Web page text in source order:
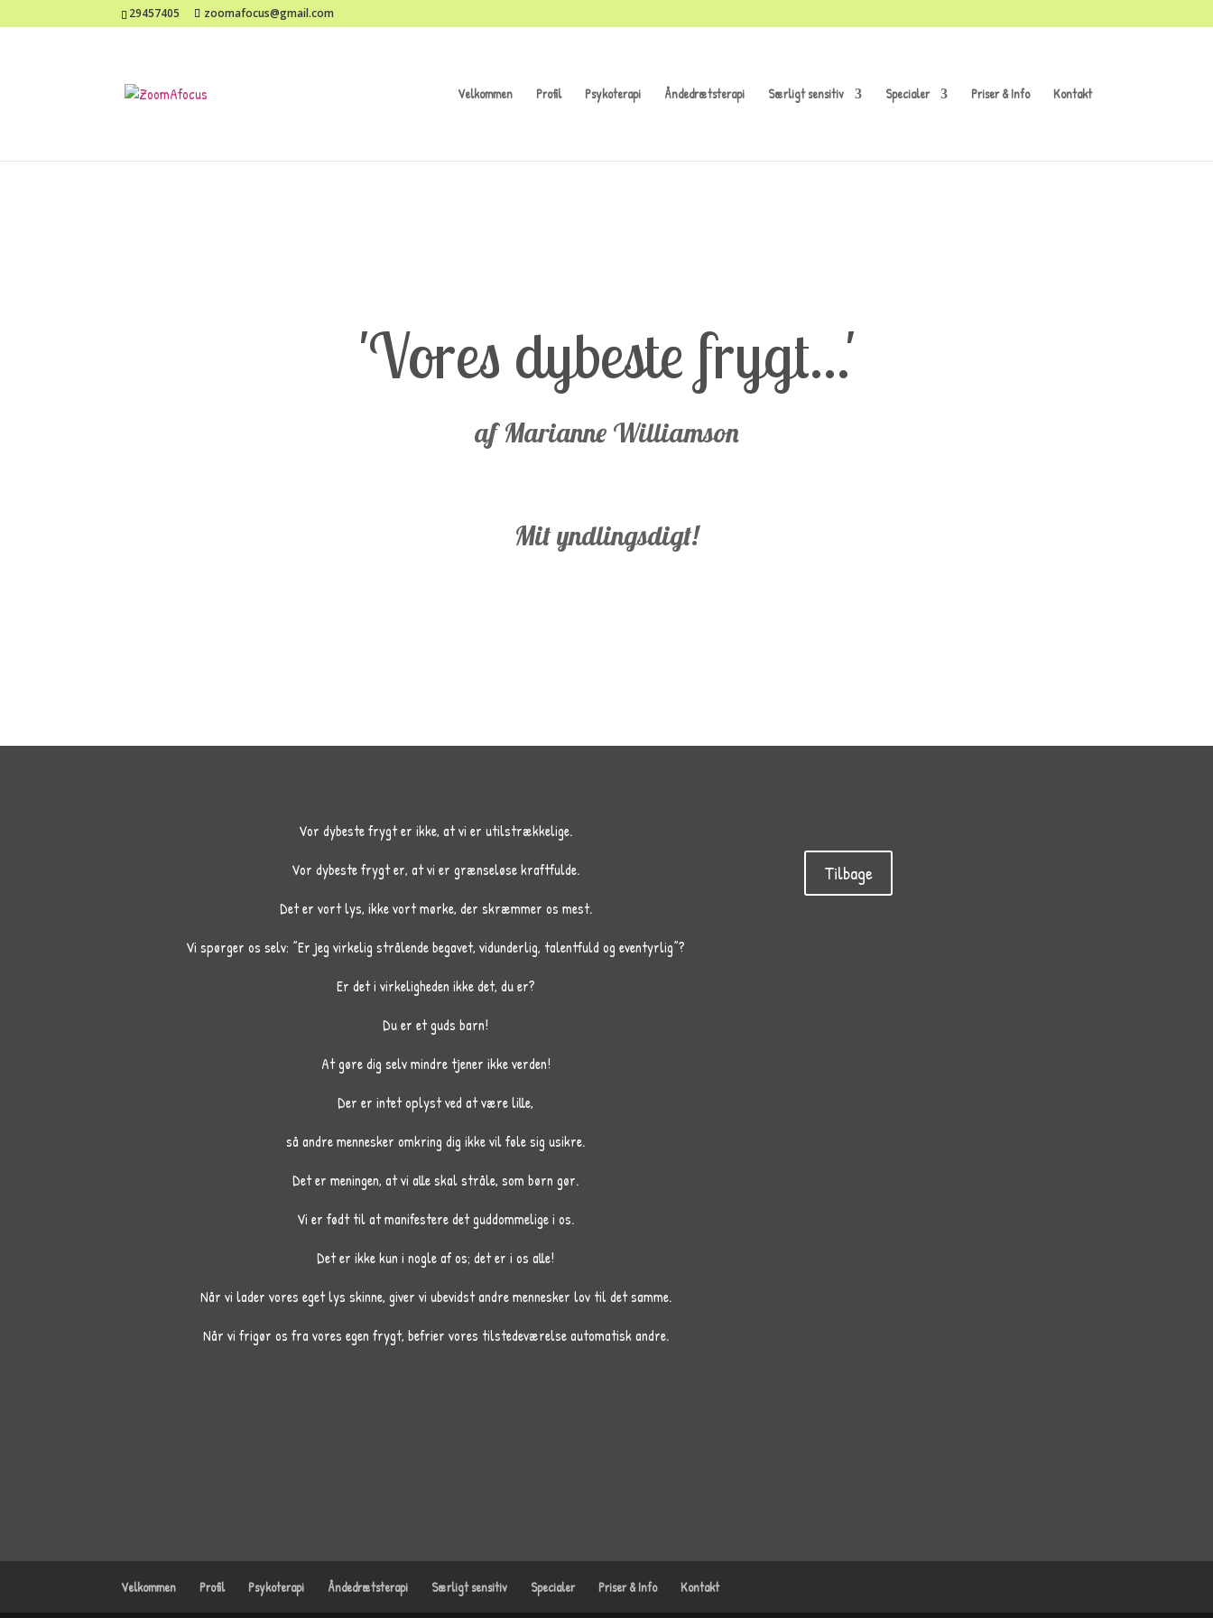
29457405 zoomafocus@gmail.com
Velkommen Profil Psykoterapi Åndedrætsterapi Særligt sensitiv Specialer Priser & Info Kontakt
'Vores dybeste frygt...'
af Marianne Williamson
Mit yndlingsdigt!
Vor dybeste frygt er ikke, at vi er utilstrækkelige.
Vor dybeste frygt er, at vi er grænseløse kraftfulde.
Det er vort lys, ikke vort mørke, der skræmmer os mest.
Vi spørger os selv: ”Er jeg virkelig strålende begavet, vidunderlig, talentfuld og eventyrlig”?
Er det i virkeligheden ikke det, du er?
Du er et guds barn!
At gøre dig selv mindre tjener ikke verden!
Der er intet oplyst ved at være lille,
så andre mennesker omkring dig ikke vil føle sig usikre.
Det er meningen, at vi alle skal stråle, som børn gør.
Vi er født til at manifestere det guddommelige i os.
Det er ikke kun i nogle af os; det er i os alle!
Når vi lader vores eget lys skinne, giver vi ubevidst andre mennesker lov til det samme.
Når vi frigør os fra vores egen frygt, befrier vores tilstedeværelse automatisk andre.
Tilbage
Velkommen Profil Psykoterapi Åndedrætsterapi Særligt sensitiv Specialer Priser & Info Kontakt